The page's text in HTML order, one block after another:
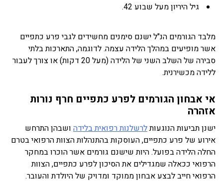
גיל היריון מעל שבוע 42.
מלבד הגורמים הנ"ל ישנם סימנים מחשידים לגבי פרע כתפיים
אשר מופיעים במהלך הלידה עצמה. לדוגמה, התארכות בלתי
סבירה של השלב השני של הלידה (מעל 20 דקות) או צורך לעבור
ללידה מכשירנית.
אי אבחון הגורמים לפרע כתפיים חרף נורות
אזהרה
ישנן תביעות הנוגעותלרשלנות רפואית בלידה ושבהן התרחש
אירוע של פרע כתפיים, העוסקות בהתנהלות הצוות הרפואי בטרם
החלה הלידה בפועל. היות שישנם גורמים אשר הוכרו במחקר
הרפואי ככאלה שמגדילים את הסיכון לפרע כתפיים, הצוות
הרפואי חייב לבצע אבחון ממוקד ומדויק של היולדת והעובר.